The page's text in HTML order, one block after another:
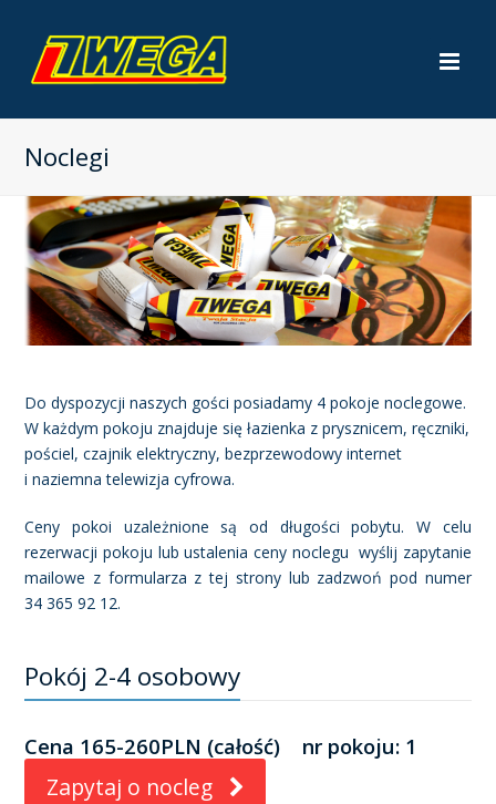
Noclegi
Do dyspozycji naszych gości posiadamy 4 pokoje noclegowe.
W każdym pokoju znajduje się łazienka z prysznicem, ręczniki,
pościel, czajnik elektryczny, bezprzewodowy internet
i naziemna telewizja cyfrowa.
Ceny pokoi uzależnione są od długości pobytu. W celu
rezerwacji pokoju lub ustalenia ceny noclegu wyślij zapytanie
mailowe z formularza z tej strony lub zadzwoń pod numer
34 365 92 12.
Pokój 2-4 osobowy
Cena 165-260PLN (całość) nr pokoju: 1
Zapytaj o nocleg